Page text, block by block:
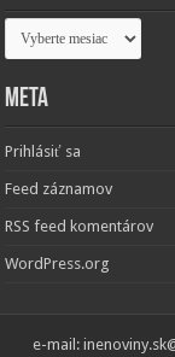
Archív
Meta
Prihlásiť sa
Feed záznamov
RSS feed komentárov
WordPress.org
e-mail: